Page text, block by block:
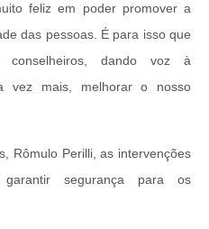
feliz em poder promover a
das pessoas. É para isso que
conselheiros, dando voz à
vez mais, melhorar o nosso
Rômulo Perilli, as intervenções
segurança para os